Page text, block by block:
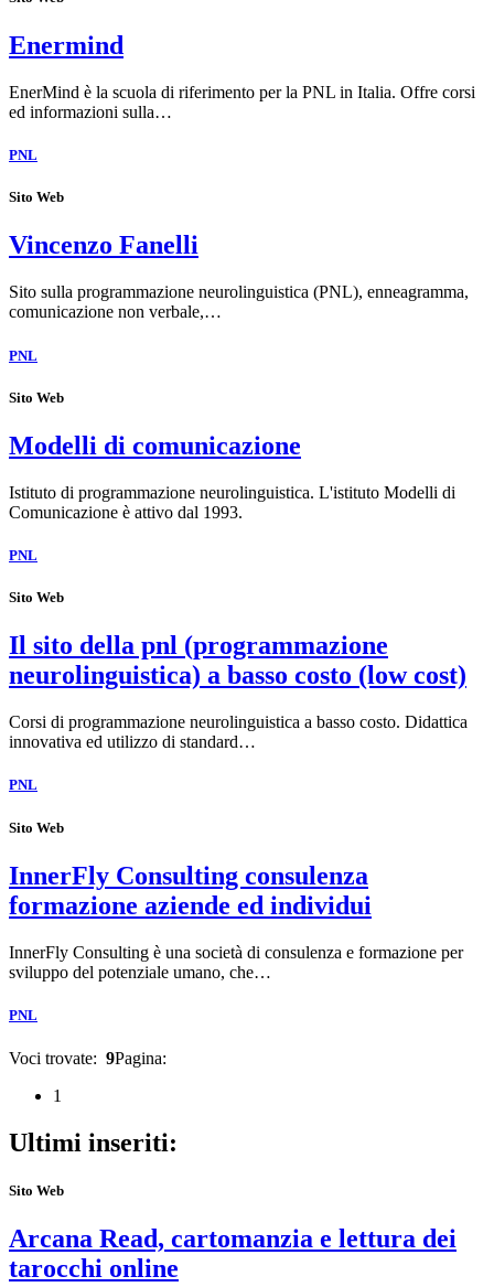
Enermind
EnerMind è la scuola di riferimento per la PNL in Italia. Offre corsi
ed informazioni sulla…
PNL
Sito Web
Vincenzo Fanelli
Sito sulla programmazione neurolinguistica (PNL), enneagramma,
comunicazione non verbale,…
PNL
Sito Web
Modelli di comunicazione
Istituto di programmazione neurolinguistica. L'istituto Modelli di
Comunicazione è attivo dal 1993.
PNL
Sito Web
Il sito della pnl (programmazione
neurolinguistica) a basso costo (low cost)
Corsi di programmazione neurolinguistica a basso costo. Didattica
innovativa ed utilizzo di standard…
PNL
Sito Web
InnerFly Consulting consulenza
formazione aziende ed individui
InnerFly Consulting è una società di consulenza e formazione per
sviluppo del potenziale umano, che…
PNL
Voci trovate: 9Pagina:
1
Ultimi inseriti:
Sito Web
Arcana Read, cartomanzia e lettura dei
tarocchi online